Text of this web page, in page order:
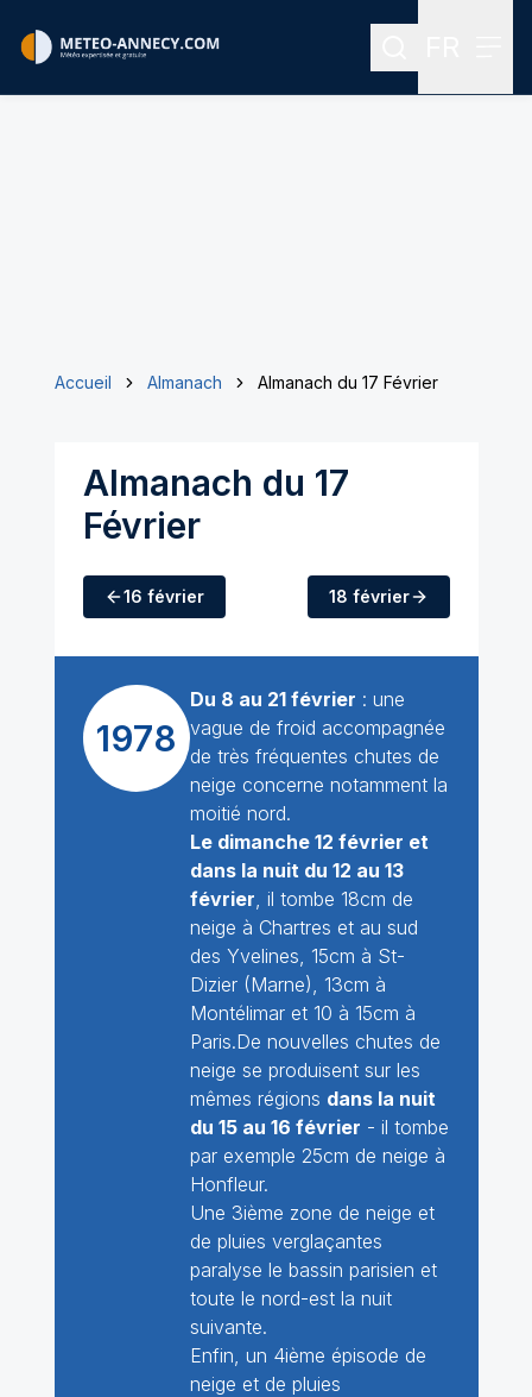
Rechercher
Accueil Almanach Almanach du 17 Février
Almanach du 17
Février
16 février 18 février
1978
Du 8 au 21 février : une
vague de froid accompagnée
de très fréquentes chutes de
neige concerne notamment la
moitié nord.
Le dimanche 12 février et
dans la nuit du 12 au 13
février, il tombe 18cm de
neige à Chartres et au sud
des Yvelines, 15cm à St-
Dizier (Marne), 13cm à
Montélimar et 10 à 15cm à
Paris.De nouvelles chutes de
neige se produisent sur les
mêmes régions dans la nuit
du 15 au 16 février - il tombe
par exemple 25cm de neige à
Honfleur.
Une 3ième zone de neige et
de pluies verglaçantes
paralyse le bassin parisien et
toute le nord-est la nuit
suivante.
Enfin, un 4ième épisode de
neige et de pluies